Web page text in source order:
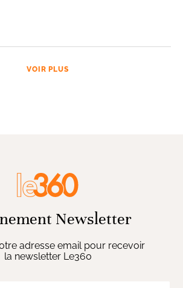
VOIR PLUS
Newsletter
adresse email pour recevoir
la newsletter Le360